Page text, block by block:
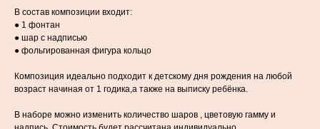
В состав композиции входит:
● 1 фонтан
● шар с надписью
● фольгированная фигура кольцо
Композиция идеально подходит к детскому дня рождения на любой
возраст начиная от 1 годика,а также на выписку ребёнка.
В наборе можно изменить количество шаров , цветовую гамму и